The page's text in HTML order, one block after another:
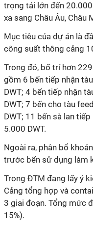
trọng tải lớn đến
xa sang Châu Âu, Châu
Mục tiêu của dự án là
công suất thông cảng
Trong đó, bố trí hơn
gồm 6 bến tiếp nhận
DWT; 4 bến tiếp nhận
DWT; 7 bến cho tàu
DWT; 11 bến sà lan
5.000 DWT.
Ngoài ra, phân bổ
trước bến sử dụng làm
Trong ĐTM đang lấy ý
Cảng tổng hợp và
3 giai đoạn. Tổng mức
15%).